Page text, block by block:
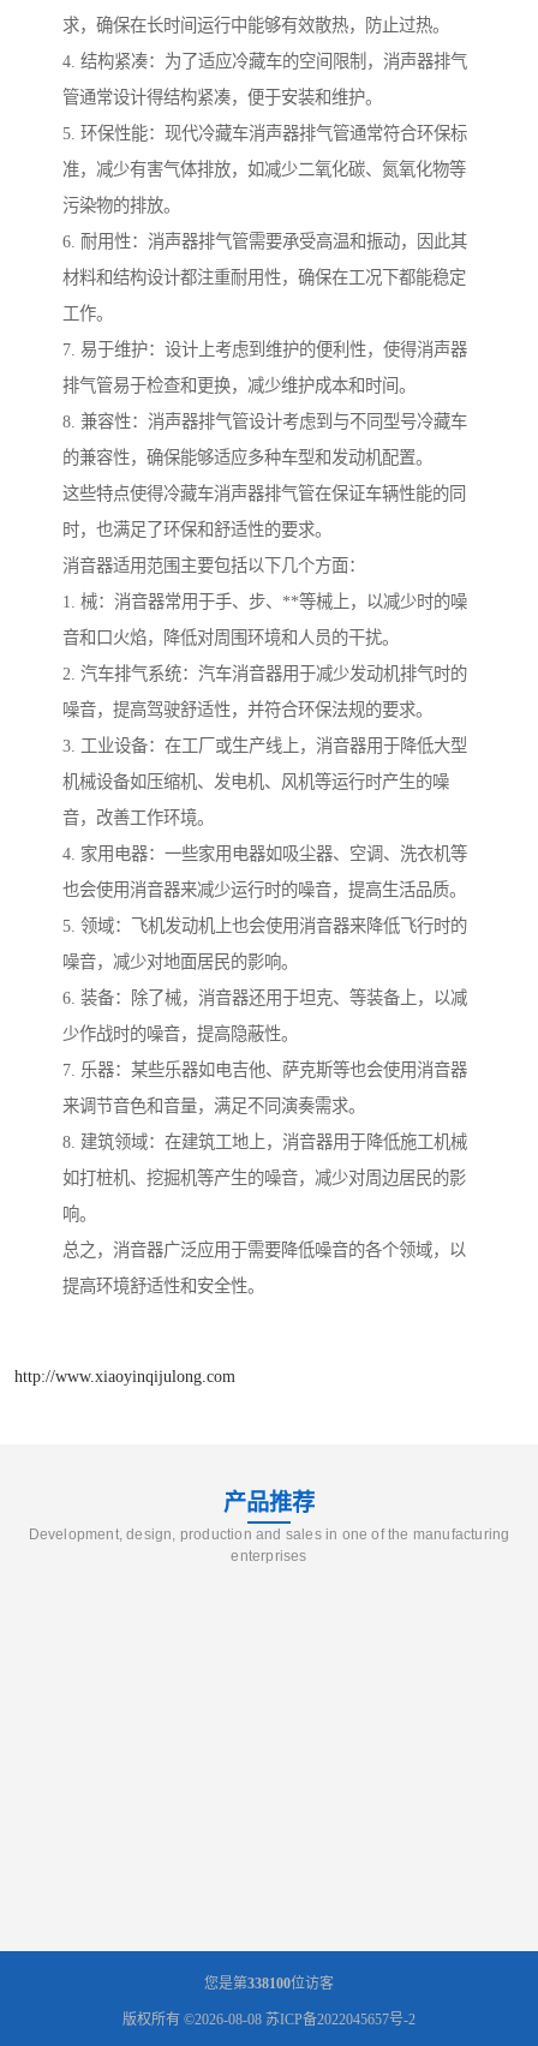
求，确保在长时间运行中能够有效散热，防止过热。
4. 结构紧凑：为了适应冷藏车的空间限制，消声器排气
管通常设计得结构紧凑，便于安装和维护。
5. 环保性能：现代冷藏车消声器排气管通常符合环保标
准，减少有害气体排放，如减少二氧化碳、氮氧化物等
污染物的排放。
6. 耐用性：消声器排气管需要承受高温和振动，因此其
材料和结构设计都注重耐用性，确保在工况下都能稳定
工作。
7. 易于维护：设计上考虑到维护的便利性，使得消声器
排气管易于检查和更换，减少维护成本和时间。
8. 兼容性：消声器排气管设计考虑到与不同型号冷藏车
的兼容性，确保能够适应多种车型和发动机配置。
这些特点使得冷藏车消声器排气管在保证车辆性能的同
时，也满足了环保和舒适性的要求。
消音器适用范围主要包括以下几个方面：
1. 械：消音器常用于手、步、**等械上，以减少时的噪
音和口火焰，降低对周围环境和人员的干扰。
2. 汽车排气系统：汽车消音器用于减少发动机排气时的
噪音，提高驾驶舒适性，并符合环保法规的要求。
3. 工业设备：在工厂或生产线上，消音器用于降低大型
机械设备如压缩机、发电机、风机等运行时产生的噪
音，改善工作环境。
4. 家用电器：一些家用电器如吸尘器、空调、洗衣机等
也会使用消音器来减少运行时的噪音，提高生活品质。
5. 领域：飞机发动机上也会使用消音器来降低飞行时的
噪音，减少对地面居民的影响。
6. 装备：除了械，消音器还用于坦克、等装备上，以减
少作战时的噪音，提高隐蔽性。
7. 乐器：某些乐器如电吉他、萨克斯等也会使用消音器
来调节音色和音量，满足不同演奏需求。
8. 建筑领域：在建筑工地上，消音器用于降低施工机械
如打桩机、挖掘机等产生的噪音，减少对周边居民的影
响。
总之，消音器广泛应用于需要降低噪音的各个领域，以
提高环境舒适性和安全性。
http://www.xiaoyinqijulong.com
产品推荐
Development, design, production and sales in one of the manufacturing
enterprises
您是第338100位访客
版权所有 ©2026-08-08 苏ICP备2022045657号-2